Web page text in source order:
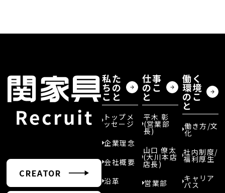
CREATOR
私た
ちの
こと
トップメ
ッセージ
企業理念
会社概要
沿革
仕事
のこ
と
平木 彰
(営業部
長)
山口 僚太
(大川本店
店長)
営業部
働く
環境
のこ
と
働き方/文
化
社内制度/
福利厚生
キャリア
パス